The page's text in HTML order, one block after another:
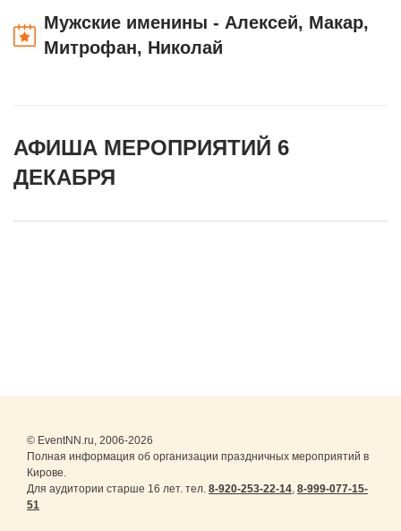
Мужские именины - Алексей, Макар,
Митрофан, Николай
АФИША МЕРОПРИЯТИЙ 6
ДЕКАБРЯ
© EventNN.ru, 2006-2026
Полная информация об организации праздничных мероприятий в
Кирове.
Для аудитории старше 16 лет. тел. 8-920-253-22-14, 8-999-077-15-
51